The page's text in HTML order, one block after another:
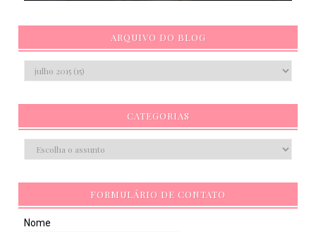
ARQUIVO DO BLOG
CATEGORIAS
FORMULÁRIO DE CONTATO
Nome